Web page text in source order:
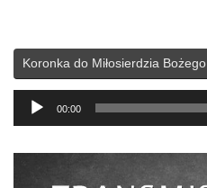
Koronka do Miłosierdzia Bożego
Odtwarzacz
plików
00:00